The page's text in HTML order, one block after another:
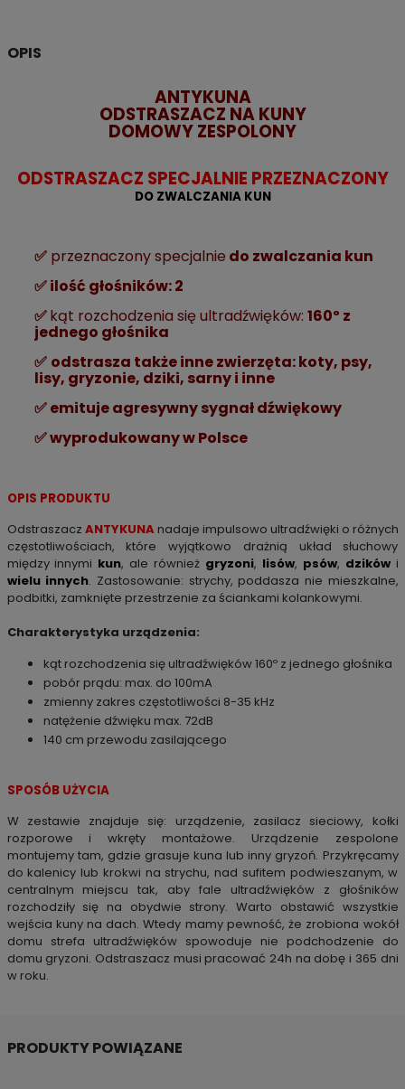
OPIS
ANTYKUNA
ODSTRASZACZ NA KUNY
DOMOWY ZESPOLONY
ODSTRASZACZ SPECJALNIE PRZEZNACZONY
DO ZWALCZANIA KUN
✅przeznaczony specjalnie do zwalczania kun
✅ ilość głośników: 2
✅kąt rozchodzenia się ultradźwięków: 160º z
jednego głośnika
✅ odstrasza także inne zwierzęta: koty, psy,
lisy, gryzonie, dziki, sarny i inne
✅ emituje agresywny sygnał dźwiękowy
✅ wyprodukowany w Polsce
OPIS PRODUKTU
Odstraszacz ANTYKUNAnadaje impulsowo ultradźwięki o różnych
częstotliwościach, które wyjątkowo drażnią układ słuchowy
między innymi kun, ale również gryzoni, lisów, psów, dzikówi
wielu innych. Zastosowanie: strychy, poddasza nie mieszkalne,
podbitki, zamknięte przestrzenie za ściankami kolankowymi.
Charakterystyka urządzenia:
kąt rozchodzenia się ultradźwięków 160º z jednego głośnika
pobór prądu: max. do 100mA
zmienny zakres częstotliwości 8-35 kHz
natężenie dźwięku max. 72dB
140 cm przewodu zasilającego
SPOSÓB UŻYCIA
W zestawie znajduje się: urządzenie, zasilacz sieciowy, kołki
rozporowe i wkręty montażowe. Urządzenie zespolone
montujemy tam, gdzie grasuje kuna lub inny gryzoń. Przykręcamy
do kalenicy lub krokwi na strychu, nad sufitem podwieszanym, w
centralnym miejscu tak, aby fale ultradźwięków z głośników
rozchodziły się na obydwie strony. Warto obstawić wszystkie
wejścia kuny na dach. Wtedy mamy pewność, że zrobiona wokół
domu strefa ultradźwięków spowoduje nie podchodzenie do
domu gryzoni. Odstraszacz musi pracować 24h na dobę i 365 dni
w roku.
PRODUKTY POWIĄZANE